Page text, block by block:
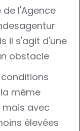
l'Agence
il s'agit d'une
obstacle
même
avec
élevées